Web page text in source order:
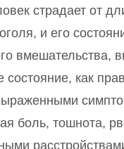
страдает от
и его
вмешательства,
состояние, как
боль, тошнота,